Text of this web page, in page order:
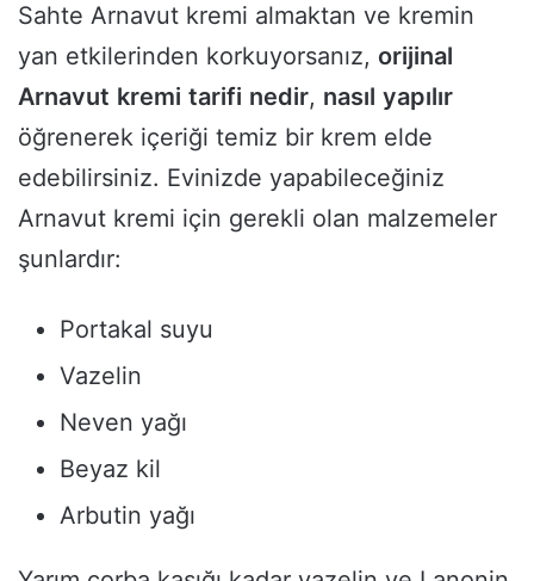
Sahte Arnavut kremi almaktan ve kremin
yan etkilerinden korkuyorsanız, orijinal
Arnavut kremi tarifi nedir, nasıl yapılır
öğrenerek içeriği temiz bir krem elde
edebilirsiniz. Evinizde yapabileceğiniz
Arnavut kremi için gerekli olan malzemeler
şunlardır:
Portakal suyu
Vazelin
Neven yağı
Beyaz kil
Arbutin yağı